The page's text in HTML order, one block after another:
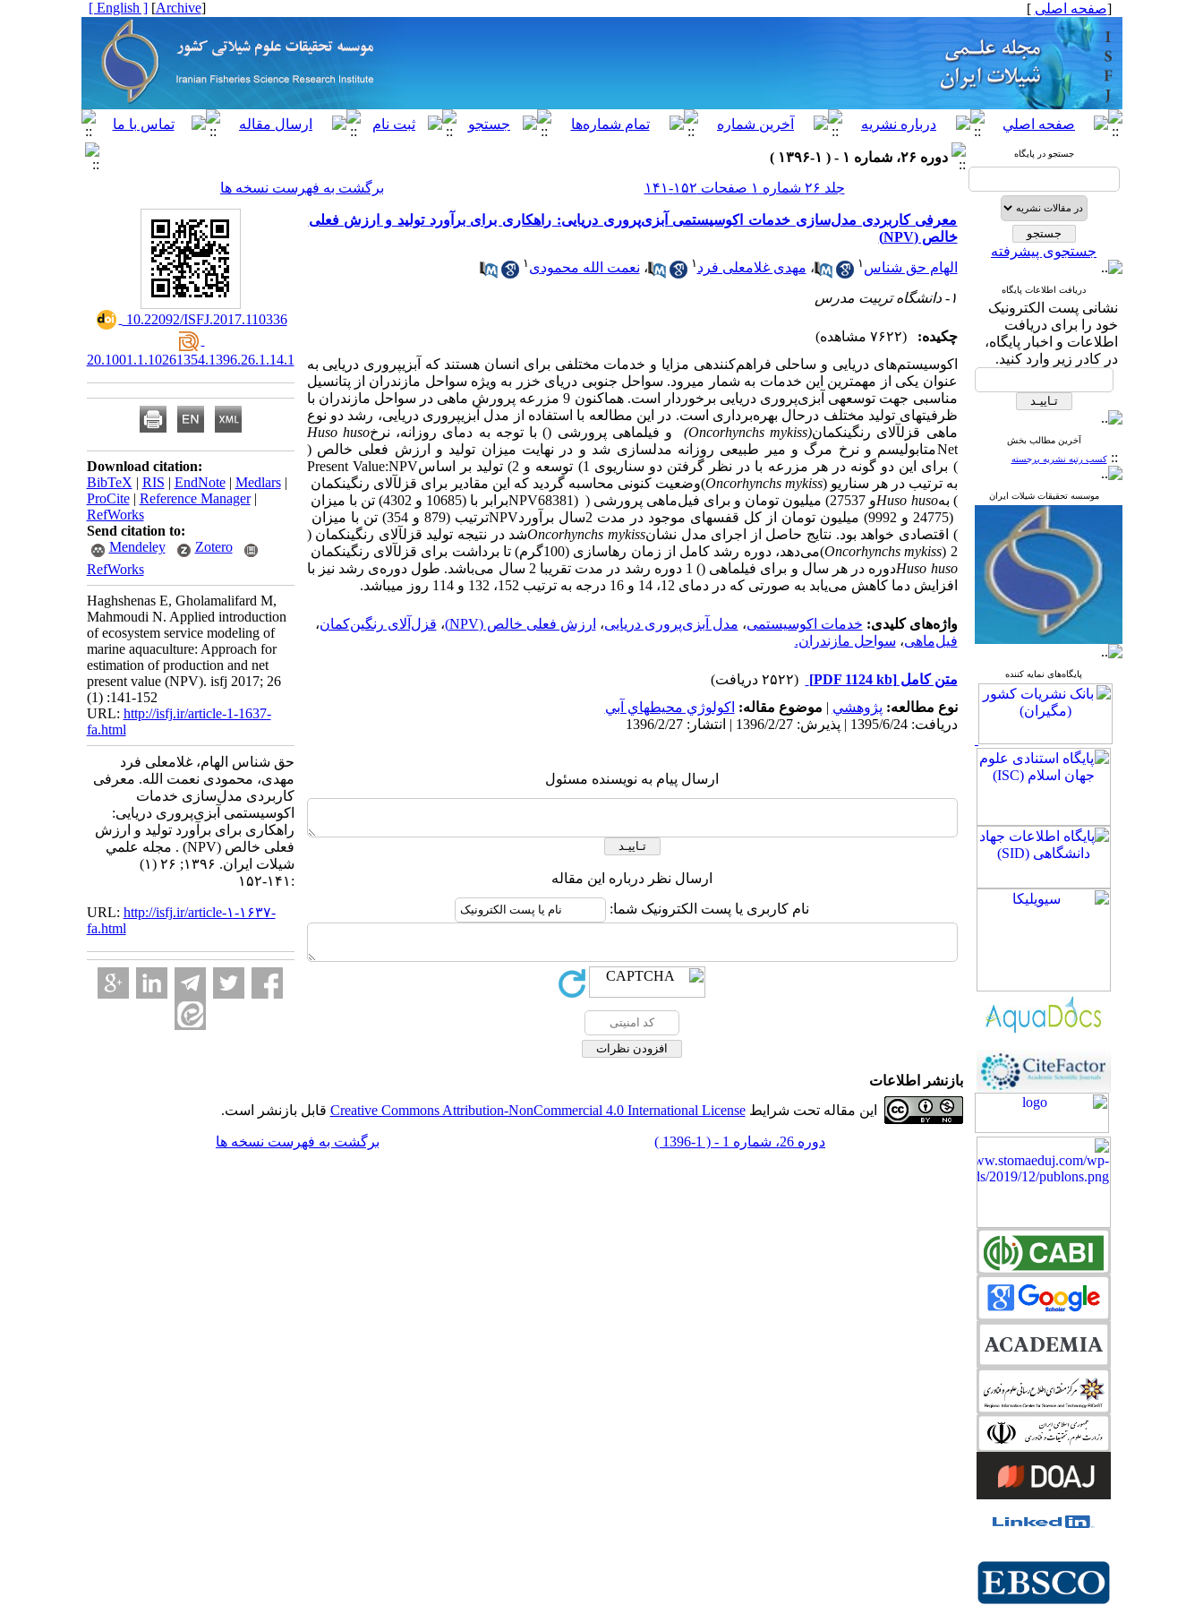
[صفحه اصلی ]
[
Archive
]
[ English ]
جستجو در پایگاه
جستجوی پیشرفته
دریافت اطلاعات پایگاه
نشانی پست الکترونیک
خود را برای دریافت
اطلاعات و اخبار پایگاه،
در کادر زیر وارد کنید.
آخرین مطالب بخش
::کسب رتبه نشریه برجسته
موسسه تحقیقات شیلات ایران
پایگاه‌های نمایه کننده
دوره ۲۶، شماره ۱ - ( ۱-۱۳۹۶ )
جلد ۲۶ شماره ۱ صفحات ۱۵۲-۱۴۱
برگشت به فهرست نسخه ها
معرفی کاربردی مدل‌سازی خدمات اکوسیستمی آبزی‌پروری دریایی: راهکاری برای برآورد تولید و ارزش فعلی
خالص (NPV)
الهام حق شناس ۱ ، مهدی غلامعلی فرد ۱ ، نعمت الله محمودی ۱
۱- دانشگاه تربیت مدرس
چکیده:
(۷۶۲۲ مشاهده)
اکوسیستم‌های دریایی و ساحلی فراهمکننده­ی مزایا و خدمات مختلفی برای انسان هستند که آبزی­پروری دریایی به
عنوان یکی از مهم­ترین این خدمات به شمار می­رود. سواحل جنوبی دریای خزر به ویژه سواحل مازندران از پتانسیل
مناسبی جهت توسعه­ی آبزی‌پروری دریایی برخوردار است. هم­اکنون 9 مزرعه پرورش ماهی در سواحل مازندران با
ظرفیت­های تولید مختلف درحال بهره‌برداری است. در این مطالعه با استفاده از مدل آبزی­پروری دریایی، رشد دو نوع
ماهی قزل­آلای رنگین­کمان(Oncorhynchs mykiss) و فیل­ماهی پرورشی ( Huso huso) با توجه به دمای روزانه، نرخ
متابولیسم و نرخ مرگ و میر طبیعی روزانه­ مدل­سازی شد و در نهایت میزان تولید و ارزش فعلی خالص (Net
Present Value:NPV) برای این دو گونه در هر مزرعه با در نظر گرفتن دو سناریوی 1) توسعه و 2) تولید بر اساس
وضعیت کنونی محاسبه گردید که این مقادیر برای قزل­آلای رنگین­کمان(Oncorhynchs mykiss) به ترتیب در هر سناریو
برابر با (10685 و 4302) تن با میزانNPV (68381 و 27537) میلیون تومان و برای فیل‌ماهی پرورشی (Huso huso) به
ترتیب (879 و 354) تن با میزانNPV(24775 و 9992) میلیون تومان از کل قفس­های موجود در مدت 2سال برآورد
شد در نتیجه تولید قزل­آلای رنگین­کمان (Oncorhynchs mykiss) اقتصادی خواهد بود. نتایج حاصل از اجرای مدل نشان
می‌دهد، دوره رشد کامل از زمان رهاسازی (100گرم) تا برداشت برای قزل­آلای رنگین­کمان(Oncorhynchs mykiss) 2
دوره در هر سال و برای فیل­ماهی (Huso huso
) 1 دوره رشد در مدت تقریبا 2 سال ‌می‌باشد. طول دوره‌ی رشد نیز با
افزایش دما کاهش می‌یابد به صورتی که در دمای 12، 14 و 16 درجه به ترتیب 152، 132 و 114 روز می­باشد.
واژه‌های کلیدی: خدمات اکوسیستمی، مدل‌ آبزی‌پروری دریایی، ارزش فعلی خالص (NPV) ، قزل‌آلای رنگین‌کمان،
فیل‌ماهی، سواحل مازندران.
متن کامل[PDF 1124 kb]
(۲۵۲۲ دریافت)
نوع مطالعه: پژوهشي | موضوع مقاله: اكولوژي محيطهاي آبي
دریافت: 1395/6/24 | پذیرش: 1396/2/27 | انتشار: 1396/2/27
ارسال پیام به نویسنده مسئول
ارسال نظر درباره این مقاله
نام کاربری یا پست الکترونیک شما:
‎ 10.22092/ISFJ.2017.110336
20.1001.1.10261354.1396.26.1.14.1
Download citation:
BibTeX | RIS | EndNote| Medlars|
ProCite| Reference Manager|
RefWorks
Send citation to:
Mendeley
Zotero
RefWorks
Haghshenas E, Gholamalifard M,
Mahmoudi N. Applied introduction
of ecosystem service modeling of
marine aquaculture: Approach for
estimation of production and net
present value (NPV). isfj 2017; 26
(1) :141-152
URL: http://isfj.ir/article-1-1637-
fa.html
حق شناس الهام، غلامعلی فرد
مهدی، محمودی نعمت الله. معرفی
کاربردی مدل‌سازی خدمات
اکوسیستمی آبزی‌پروری دریایی:
راهکاری برای برآورد تولید و ارزش
فعلی خالص (NPV) . مجله علمي
شيلات ايران. ۱۳۹۶; ۲۶ (۱)
:۱۴۱-۱۵۲
URL: http://isfj.ir/article-۱-۱۶۳۷-
fa.html
بازنشر اطلاعات
این مقاله تحت شرایطCreative Commons Attribution-NonCommercial 4.0 International License قابل بازنشر است.
دوره 26، شماره 1 - ( 1-1396 ) برگشت به فهرست نسخه ها